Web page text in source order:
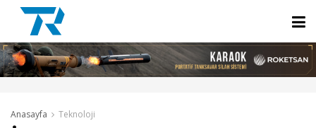
Anasayfa Teknoloji